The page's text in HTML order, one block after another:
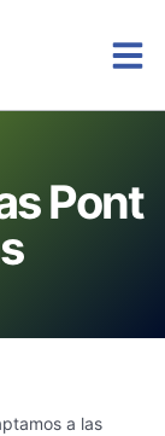
Pont
a las